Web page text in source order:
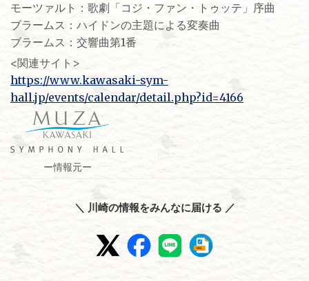
モーツァルト：歌劇「コジ・ファン・トゥッテ」序曲
ブラームス：ハイドンの主題による変奏曲
ブラームス：交響曲第1番
<関連サイト>
https://www.kawasaki-sym-
hall.jp/events/calendar/detail.php?id=4166
ー情報元ー
＼ 川崎の情報をみんなに届ける ／